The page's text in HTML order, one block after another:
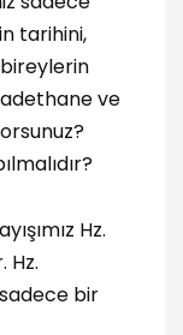
tarihini,
ve
Hz.
Hz.
bir